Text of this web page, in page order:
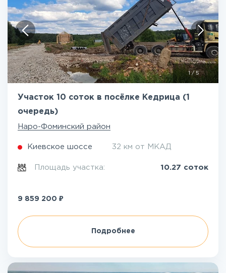
1/5
Участок 10 соток в посёлке Кедрица (1
очередь)
Наро-Фоминский район
Киевское шоссе 32 км от МКАД
Площадь участка: 10.27 соток
9 859 200 ₽
Подробнее